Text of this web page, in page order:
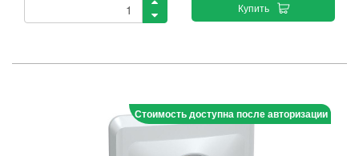
Купить
Стоимость доступна после авторизации